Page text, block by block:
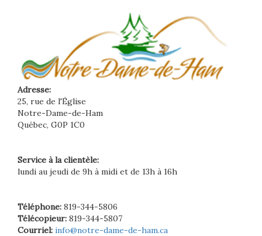
Adresse:
25, rue de l'Église
Notre-Dame-de-Ham
Québec, G0P 1C0
Service à la clientèle:
lundi au jeudi de 9h à midi et de 13h à 16h
Téléphone: 819-344-5806
Télécopieur: 819-344-5807
Courriel: info@notre-dame-de-ham.ca